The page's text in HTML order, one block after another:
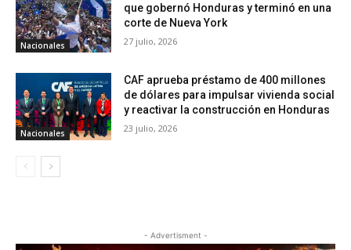
Nacionales
que gobernó Honduras y terminó en una
corte de Nueva York
27 julio, 2026
Nacionales
CAF aprueba préstamo de 400 millones
de dólares para impulsar vivienda social
y reactivar la construcción en Honduras
23 julio, 2026
- Advertisment -